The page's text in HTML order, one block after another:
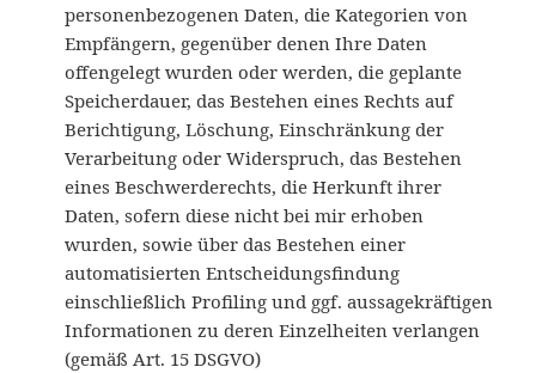
personenbezogenen Daten, die Kategorien von
Empfängern, gegenüber denen Ihre Daten
offengelegt wurden oder werden, die geplante
Speicherdauer, das Bestehen eines Rechts auf
Berichtigung, Löschung, Einschränkung der
Verarbeitung oder Widerspruch, das Bestehen
eines Beschwerderechts, die Herkunft ihrer
Daten, sofern diese nicht bei mir erhoben
wurden, sowie über das Bestehen einer
automatisierten Entscheidungsfindung
einschließlich Profiling und ggf. aussagekräftigen
Informationen zu deren Einzelheiten verlangen
(gemäß Art. 15 DSGVO)